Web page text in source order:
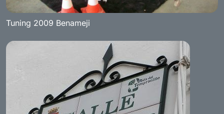
Tuning 2009 Benameji